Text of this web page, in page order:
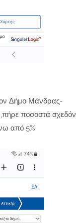
Δήμο Μάνδρας-
ποσοστά σχεδόν
από 5%